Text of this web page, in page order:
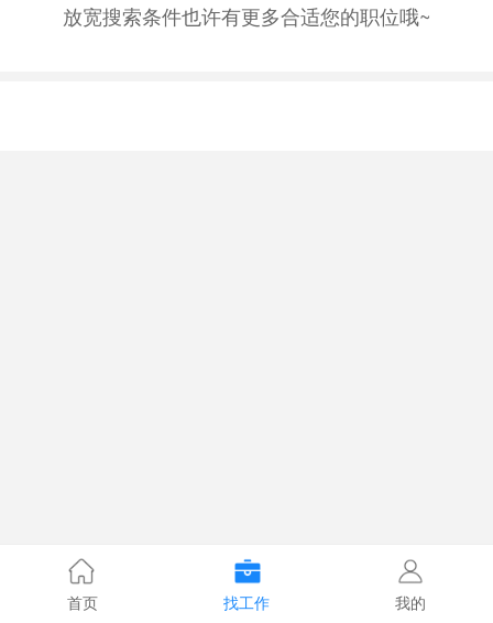
放宽搜索条件也许有更多合适您的职位哦~
首页 找工作 我的